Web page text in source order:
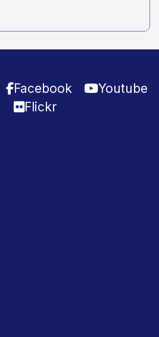
Facebook
Youtube
Flickr